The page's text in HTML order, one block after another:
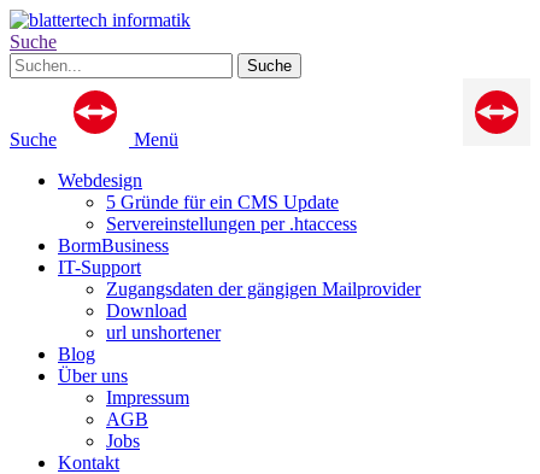
Suche
Suche
Menü
Webdesign
5 Gründe für ein CMS Update
Servereinstellungen per .htaccess
BormBusiness
IT-Support
Zugangsdaten der gängigen Mailprovider
Download
url unshortener
Blog
Über uns
Impressum
AGB
Jobs
Kontakt